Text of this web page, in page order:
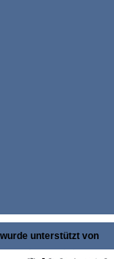
wurde unterstützt von